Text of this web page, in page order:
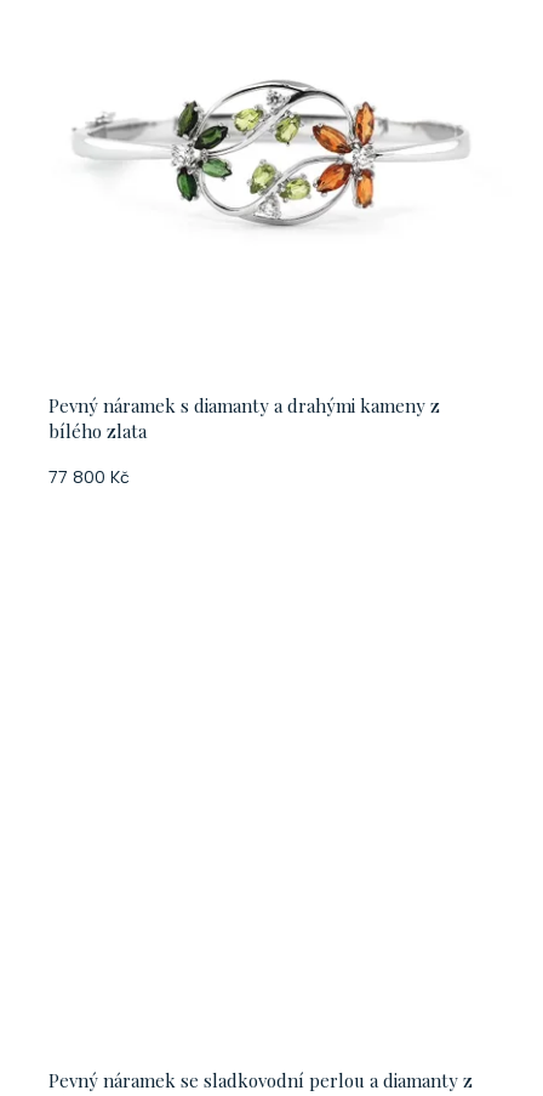
Pevný náramek s diamanty a drahými kameny z
bílého zlata
77 800 Kč
Pevný náramek se sladkovodní perlou a diamanty z